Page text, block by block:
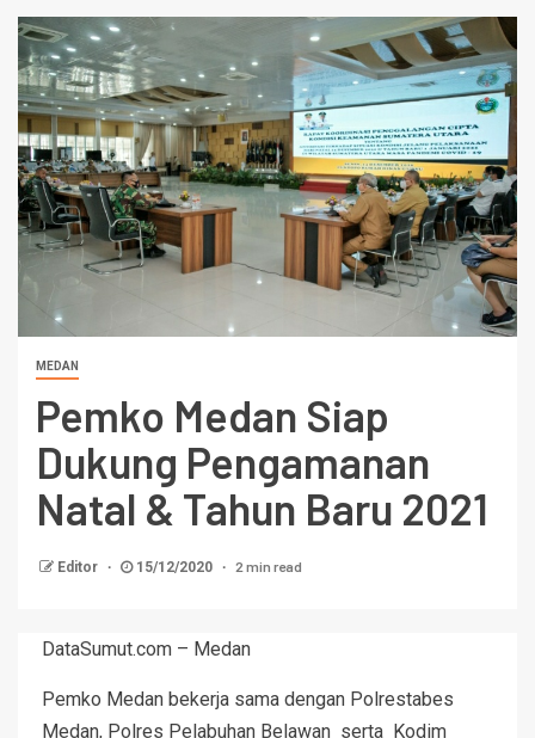
MEDAN
Pemko Medan Siap
Dukung Pengamanan
Natal & Tahun Baru 2021
Editor 15/12/2020 2 min read
DataSumut.com – Medan
Pemko Medan bekerja sama dengan Polrestabes
Medan, Polres Pelabuhan Belawan serta Kodim